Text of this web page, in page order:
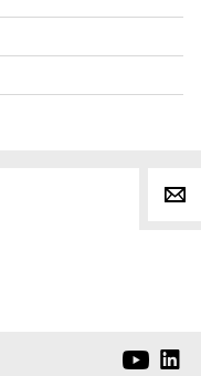
g
e d